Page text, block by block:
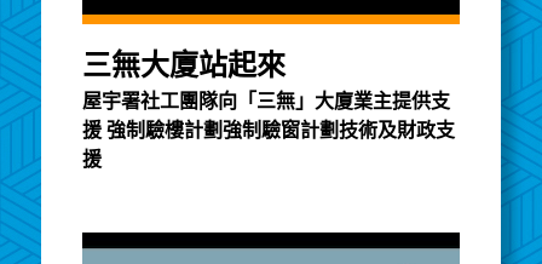
三無大廈站起來
屋宇署社工團隊向「三無」大廈業主提供支
援 強制驗樓計劃強制驗窗計劃技術及財政支
援